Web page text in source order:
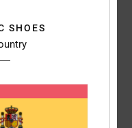
SHOES